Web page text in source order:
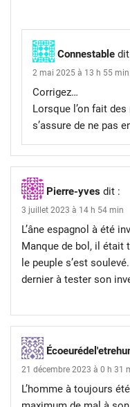
Connestable
2 mai 2025 à 13 h 55 min
Corrigez…
Lorsque l’on fait
s’assure de ne pas
Pierre-yves dit :
3 juillet 2023 à 14 h 54 min
L’âne espagnol à été
Manque de bol, il était
le peuple s’est
dernier à tester son
21 décembre 2023 à 0 h 31
L’homme à toujours